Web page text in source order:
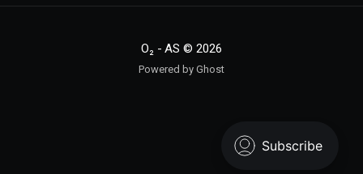
O₂ - AS © 2026
Powered by Ghost